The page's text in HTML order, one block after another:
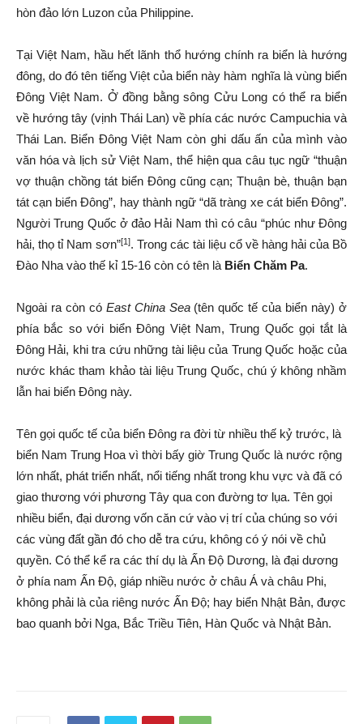
hòn đảo lớn Luzon của Philippine.
Tại Việt Nam, hầu hết lãnh thổ hướng chính ra biển là hướng
đông, do đó tên tiếng Việt của biển này hàm nghĩa là vùng biển
Đông Việt Nam. Ở đồng bằng sông Cửu Long có thể ra biển
về hướng tây (vịnh Thái Lan) về phía các nước Campuchia và
Thái Lan. Biển Đông Việt Nam còn ghi dấu ấn của mình vào
văn hóa và lịch sử Việt Nam, thể hiện qua câu tục ngữ “thuận
vợ thuận chồng tát biển Đông cũng cạn; Thuận bè, thuận bạn
tát cạn biển Đông”, hay thành ngữ “dã tràng xe cát biển Đông”.
Người Trung Quốc ở đảo Hải Nam thì có câu “phúc như Đông
hải, thọ tỉ Nam sơn”[1]. Trong các tài liệu cổ về hàng hải của Bồ
Đào Nha vào thế kỉ 15-16 còn có tên là Biển Chăm Pa.
Ngoài ra còn có East China Sea(tên quốc tế của biển này) ở
phía bắc so với biển Đông Việt Nam, Trung Quốc gọi tắt là
Đông Hải, khi tra cứu những tài liệu của Trung Quốc hoặc của
nước khác tham khảo tài liệu Trung Quốc, chú ý không nhầm
lẫn hai biển Đông này.
Tên gọi quốc tế của biển Đông ra đời từ nhiều thế kỷ trước, là
biển Nam Trung Hoa vì thời bấy giờ Trung Quốc là nước rộng
lớn nhất, phát triển nhất, nổi tiếng nhất trong khu vực và đã có
giao thương với phương Tây qua con đường tơ lụa. Tên gọi
nhiều biển, đại dương vốn căn cứ vào vị trí của chúng so với
các vùng đất gần đó cho dễ tra cứu, không có ý nói về chủ
quyền. Có thể kể ra các thí dụ là Ấn Độ Dương, là đại dương
ở phía nam Ấn Độ, giáp nhiều nước ở châu Á và châu Phi,
không phải là của riêng nước Ấn Độ; hay biển Nhật Bản, được
bao quanh bởi Nga, Bắc Triều Tiên, Hàn Quốc và Nhật Bản.